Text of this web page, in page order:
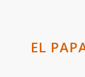
EL